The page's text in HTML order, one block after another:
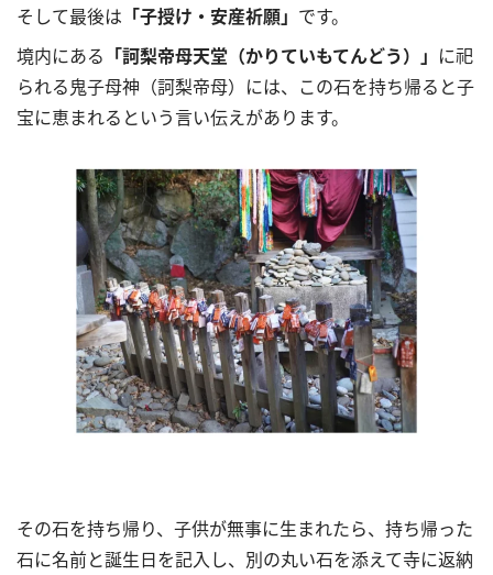
そして最後は 「子授け・安産祈願」 です。
境内にある 「訶梨帝母天堂（かりていもてんどう）」 に祀
られる鬼子母神（訶梨帝母）には、この石を持ち帰ると子
宝に恵まれるという言い伝えがあります。
その石を持ち帰り、子供が無事に生まれたら、持ち帰った
石に名前と誕生日を記入し、別の丸い石を添えて寺に返納